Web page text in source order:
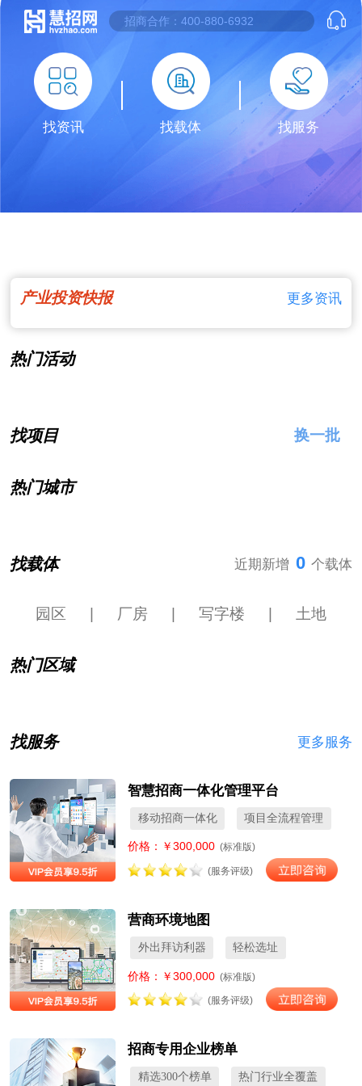
找资讯 找载体 找服务
产业投资快报 更多资讯
热门活动
找项目 换一批
热门城市
找载体 近期新增 0 个载体
园区 厂房 写字楼 土地
热门区域
找服务 更多服务
智慧招商一体化管理平台
移动招商一体化 项目全流程管理
价格：￥300,000 (标准版)
(服务评级)
营商环境地图
外出拜访利器 轻松选址
价格：￥300,000 (标准版)
(服务评级)
招商专用企业榜单
精选300个榜单 热门行业全覆盖